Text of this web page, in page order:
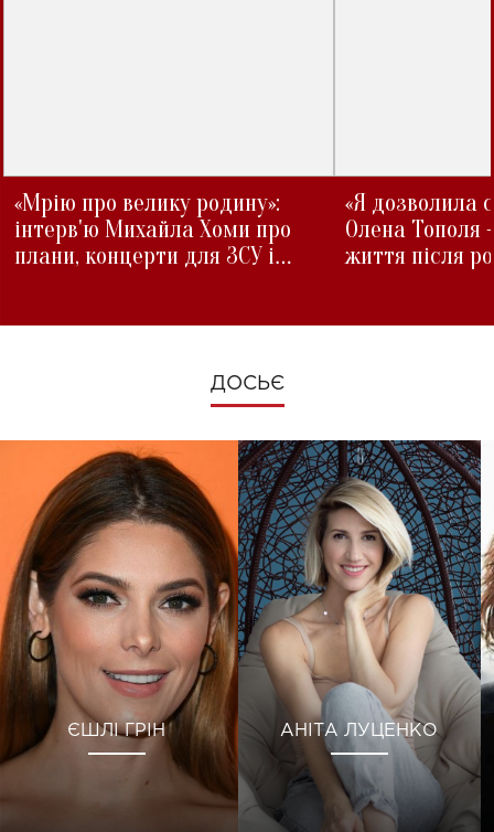
«Мрію про велику родину»:
інтерв'ю Михайла Хоми про
плани, концерти для ЗСУ і
«Я дозволила
Олена Тополя
життя після
ДОСЬЄ
ЄШЛІ ГРІН АНІТА ЛУЦЕНКО